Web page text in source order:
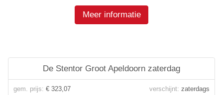
Meer informatie
De Stentor Groot Apeldoorn zaterdag
gem. prijs: € 323,07 verschijnt: zaterdags